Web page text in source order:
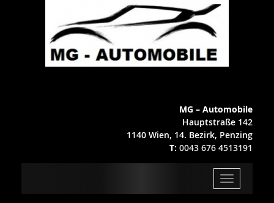
MG – Automobile
Hauptstraße 142
1140 Wien, 14. Bezirk, Penzing
T: 0043 676 4513191
Toggle
navigation